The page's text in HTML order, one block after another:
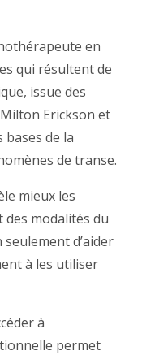
en
qui résultent de
issue des
Erickson et
de la
de transe.
mieux les
modalités du
d’aider
à les utiliser
à
permet